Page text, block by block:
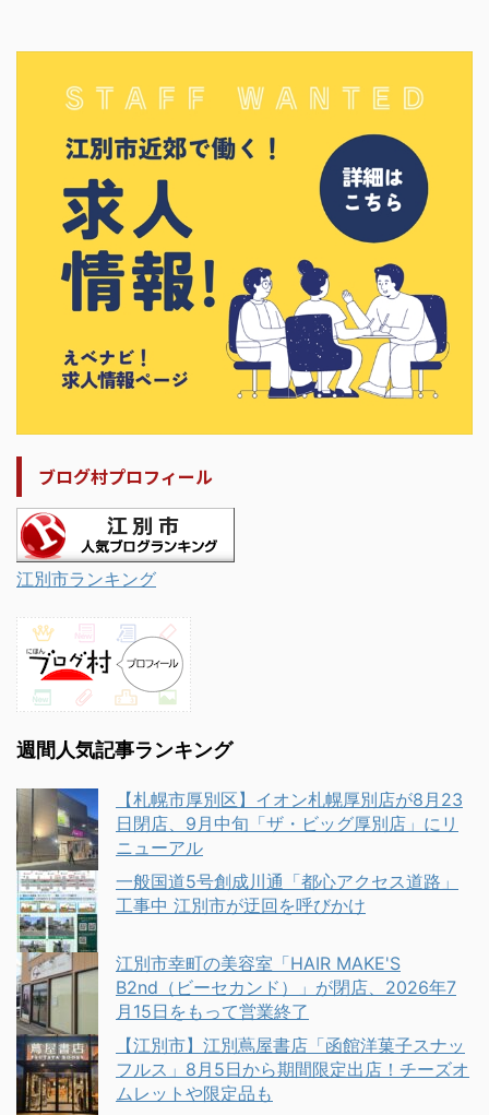
ブログ村プロフィール
江別市ランキング
週間人気記事ランキング
【札幌市厚別区】イオン札幌厚別店が8月23
日閉店、9月中旬「ザ・ビッグ厚別店」にリ
ニューアル
一般国道5号創成川通「都心アクセス道路」
工事中 江別市が迂回を呼びかけ
江別市幸町の美容室「HAIR MAKE'S
B2nd（ビーセカンド）」が閉店、2026年7
月15日をもって営業終了
【江別市】江別蔦屋書店「函館洋菓子スナッ
フルス」8月5日から期間限定出店！チーズオ
ムレットや限定品も